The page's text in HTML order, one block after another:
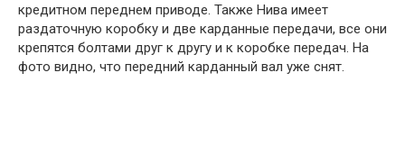
кредитном переднем приводе. Также Нива имеет
раздаточную коробку и две карданные передачи, все они
крепятся болтами друг к другу и к коробке передач. На
фото видно, что передний карданный вал уже снят.